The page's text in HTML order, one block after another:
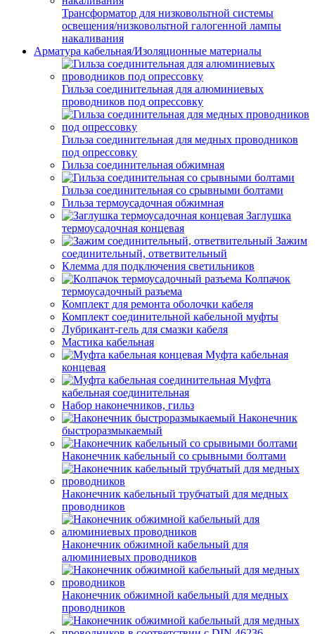
Трансформатор для низковольтной системы
освещения/низковольтной галогенной лампы
накаливания
Арматура кабельная/Изоляционные материалы
Гильза соединительная для алюминиевых
проводников под опрессовку
Гильза соединительная для медных проводников
под опрессовку
Гильза соединительная обжимная
Гильза соединительная со срывными болтами
Гильза термоусадочная обжимная
Заглушка
термоусадочная концевая
Зажим
соединительный, ответвительный
Клемма для подключения светильников
Колпачок
термоусадочный разъема
Комплект для ремонта оболочки кабеля
Комплект соединительной кабельной муфты
Лубрикант-гель для смазки кабеля
Мастика кабельная
Муфта кабельная
концевая
Муфта
кабельная соединительная
Набор наконечников, гильз
Наконечник
быстроразмыкаемый
Наконечник кабельный со срывными болтами
Наконечник кабельный трубчатый для медных
проводников
Наконечник обжимной кабельный для
алюминиевых проводников
Наконечник обжимной кабельный для медных
проводников